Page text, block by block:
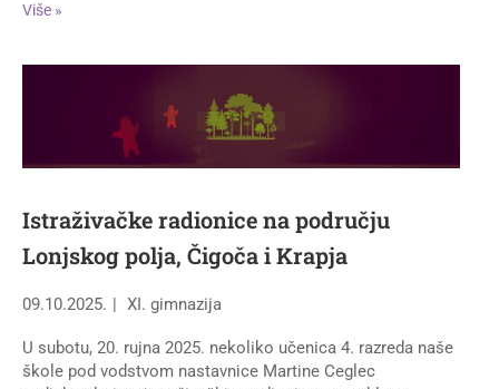
Više »
Istraživačke radionice na području
Lonjskog polja, Čigoča i Krapja
09.10.2025. XI. gimnazija
U subotu, 20. rujna 2025. nekoliko učenica 4. razreda naše
škole pod vodstvom nastavnice Martine Ceglec